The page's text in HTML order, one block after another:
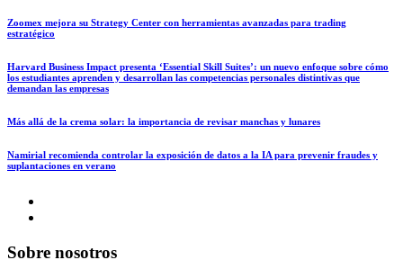
Zoomex mejora su Strategy Center con herramientas avanzadas para trading
estratégico
Harvard Business Impact presenta ‘Essential Skill Suites’: un nuevo enfoque sobre cómo
los estudiantes aprenden y desarrollan las competencias personales distintivas que
demandan las empresas
Más allá de la crema solar: la importancia de revisar manchas y lunares
Namirial recomienda controlar la exposición de datos a la IA para prevenir fraudes y
suplantaciones en verano
Sobre nosotros